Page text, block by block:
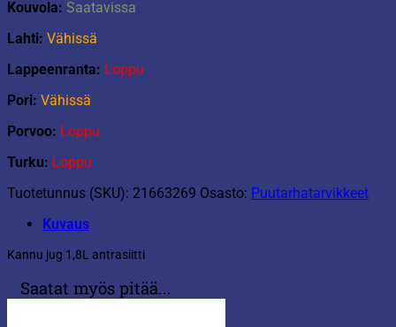
Kouvola: Saatavissa
Lahti: Vähissä
Lappeenranta: Loppu
Pori: Vähissä
Porvoo: Loppu
Turku: Loppu
Tuotetunnus (SKU): 21663269 Osasto: Puutarhatarvikkeet
Kuvaus
Kannu jug 1,8L antrasiitti
Saatat myös pitää...